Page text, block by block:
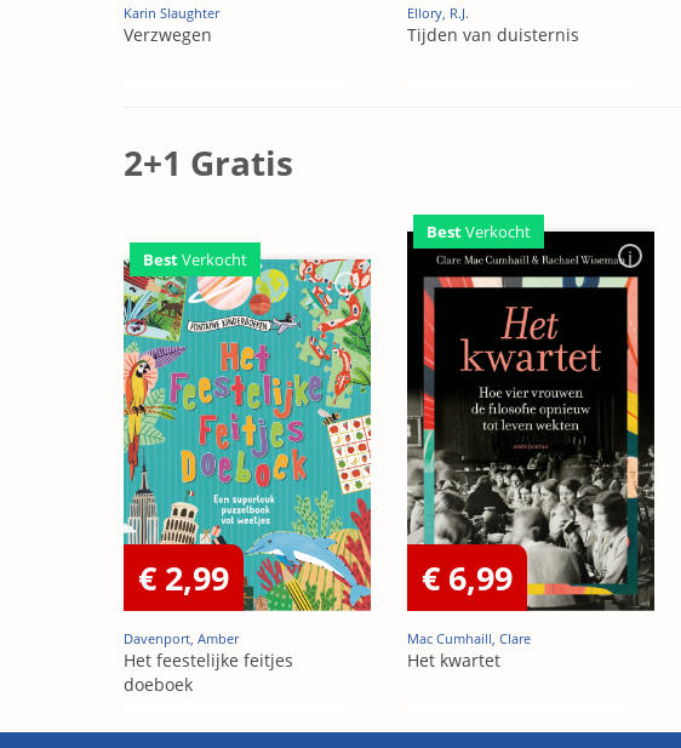
Karin Slaughter
Verzwegen
Ellory, R.J.
Tijden van duisternis
2+1 Gratis
BestVerkocht
€ 2,99
Davenport, Amber
Het feestelijke feitjes
doeboek
BestVerkocht
€ 6,99
Mac Cumhaill, Clare
Het kwartet